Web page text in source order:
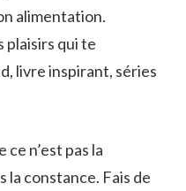
alimentation.
plaisirs qui te
livre inspirant, séries
n’est pas la
la constance. Fais de